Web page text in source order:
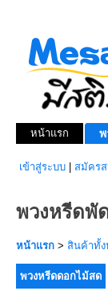
หน้าแรก พ
เข้าสู่ระบบ สมัคร
พวงหรีดพั
หน้าแรก > สินค้าทั้
พวงหรีดดอกไม้สด